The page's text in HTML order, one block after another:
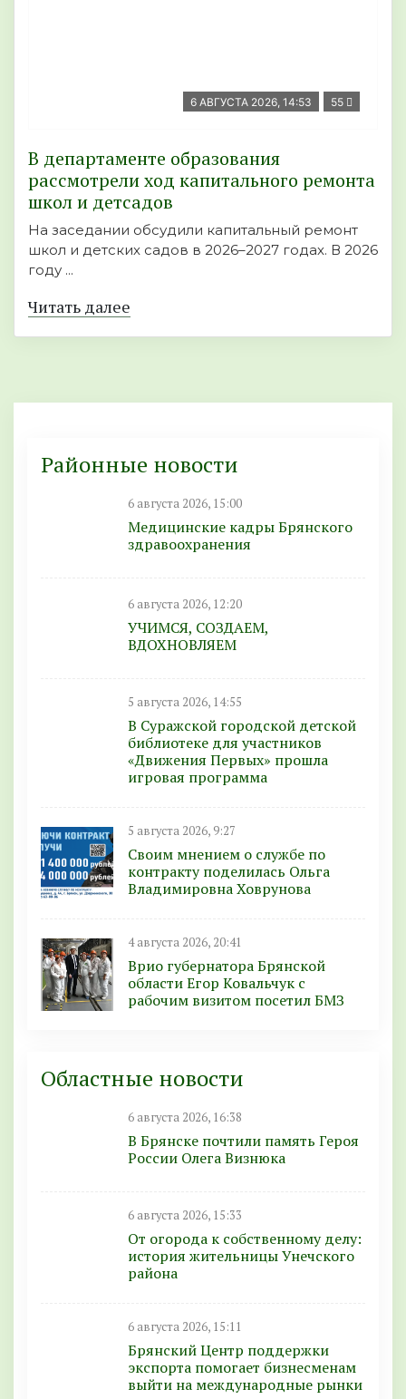
6 АВГУСТА 2026, 14:53 55
В департаменте образования
рассмотрели ход капитального ремонта
школ и детсадов
На заседании обсудили капитальный ремонт
школ и детских садов в 2026–2027 годах. В 2026
году ...
Читать далее
Районные новости
6 августа 2026, 15:00
Медицинские кадры Брянского
здравоохранения
6 августа 2026, 12:20
УЧИМСЯ, СОЗДАЕМ,
ВДОХНОВЛЯЕМ
5 августа 2026, 14:55
В Суражской городской детской
библиотеке для участников
«Движения Первых» прошла
игровая программа
5 августа 2026, 9:27
Своим мнением о службе по
контракту поделилась Ольга
Владимировна Ховрунова
4 августа 2026, 20:41
Врио губернатора Брянской
области Егор Ковальчук с
рабочим визитом посетил БМЗ
Областные новости
6 августа 2026, 16:38
В Брянске почтили память Героя
России Олега Визнюка
6 августа 2026, 15:33
От огорода к собственному делу:
история жительницы Унечского
района
6 августа 2026, 15:11
Брянский Центр поддержки
экспорта помогает бизнесменам
выйти на международные рынки